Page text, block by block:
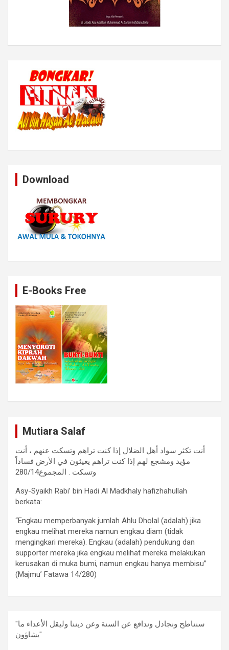
Download
E-Books Free
Mutiara Salaf
أنت تكثر سواد أهل الضلال إذا كنت تراهم وتسكت عنهم ، أنت
مؤيد ومشجع لهم إذا كنت تراهم يعيثون في الأرض فساداً
وتسكت . المجموع280/14
Asy-Syaikh Rabi’ bin Hadi Al Madkhaly hafizhahullah
berkata:
“Engkau memperbanyak jumlah Ahlu Dholal (adalah) jika
engkau melihat mereka namun engkau diam (tidak
mengingkari mereka). Engkau (adalah) pendukung dan
supporter mereka jika engkau melihat mereka melakukan
kerusakan di muka bumi, namun engkau hanya membisu”
(Majmu’ Fatawa 14/280)
"سنناطح ونجادل وندافع عن السنة وعن ديننا وليقل الأعداء ما
يشاؤون"